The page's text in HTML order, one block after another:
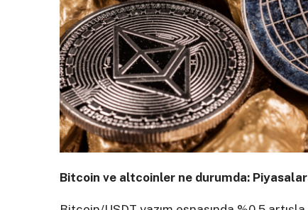
Bitcoin ve altcoinler ne durumda: